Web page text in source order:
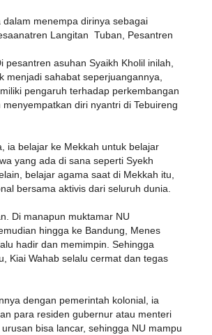
menempa dirinya sebagai
Langitan Tuban, Pesantren
pesantren asuhan Syaikh Kholil inilah,
menjadi sahabat seperjuangannya,
pengaruh terhadap perkembangan
diri nyantri di Tebuireng
ia belajar ke Mekkah untuk belajar
yang ada di sana seperti Syekh
belajar agama saat di Mekkah itu,
bersama aktivis dari seluruh dunia.
Di manapun muktamar NU
hingga ke Bandung, Menes
hadir dan memimpin. Sehingga
Kiai Wahab selalu cermat dan tegas
dengan pemerintah kolonial, ia
para residen gubernur atau menteri
bisa lancar, sehingga NU mampu